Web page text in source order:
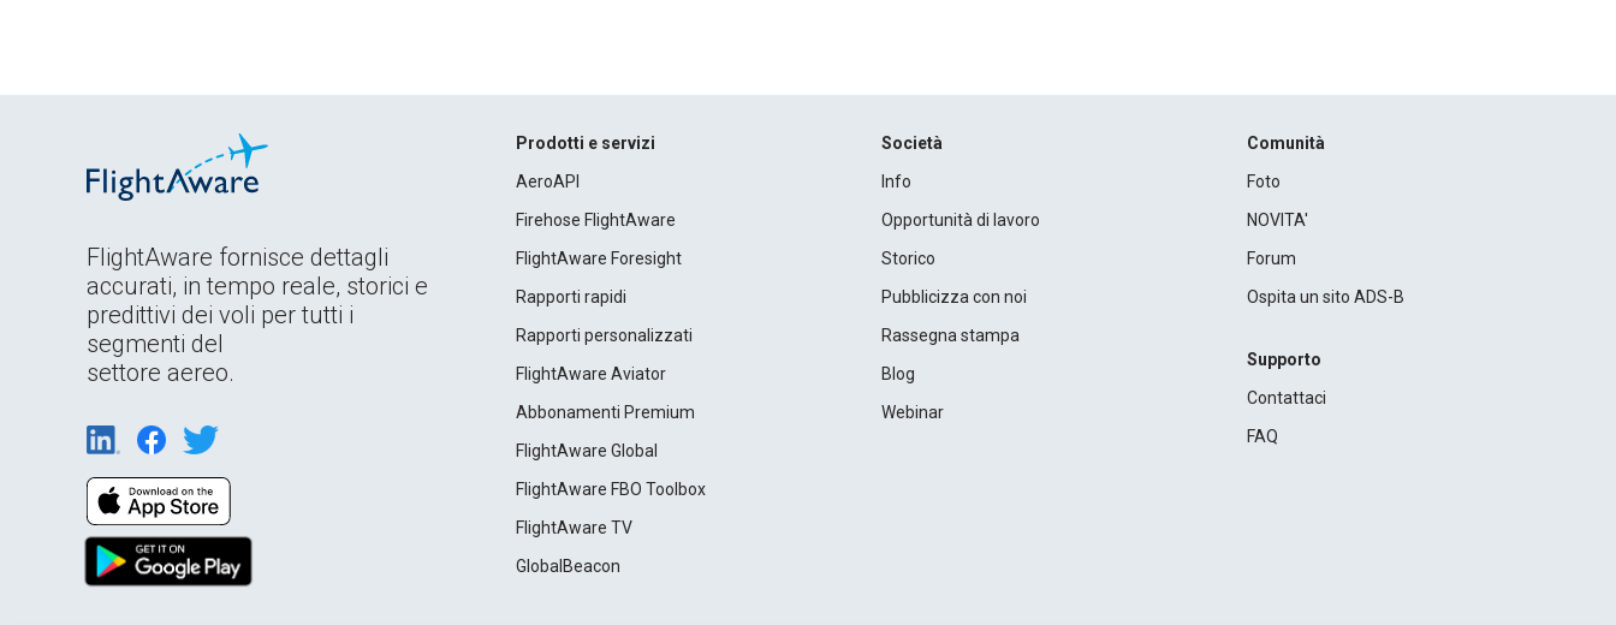
FlightAware fornisce dettagli
accurati, in tempo reale, storici e
predittivi dei voli per tutti i
segmenti del
settore aereo.
Prodotti e servizi
AeroAPI
Firehose FlightAware
FlightAware Foresight
Rapporti rapidi
Rapporti personalizzati
FlightAware Aviator
Abbonamenti Premium
FlightAware Global
FlightAware FBO Toolbox
FlightAware TV
GlobalBeacon
Società
Info
Opportunità di lavoro
Storico
Pubblicizza con noi
Rassegna stampa
Blog
Webinar
Comunità
Foto
NOVITA'
Forum
Ospita un sito ADS-B
Supporto
Contattaci
FAQ